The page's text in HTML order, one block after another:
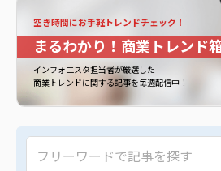
空き時間にお手軽トレンドチェック！
まるわかり！商業トレンド
インフォ二スタ担当者が厳選した
商業トレンドに関する記事を毎週配信中！